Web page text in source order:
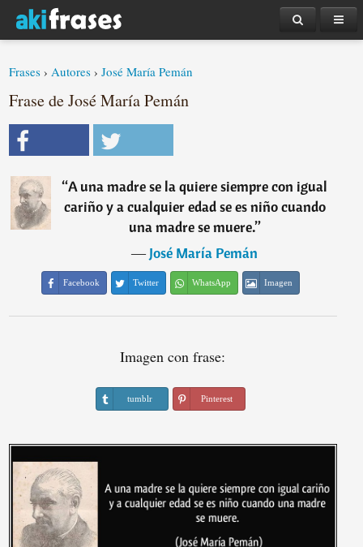
Frases ›Autores ›José María Pemán
Frase de José María Pemán
“A una madre se la quiere siempre con igual
cariño y a cualquier edad se es niño cuando
una madre se muere.”
―José María Pemán
Facebook Twitter WhatsApp Imagen
Imagen con frase:
tumblr Pinterest